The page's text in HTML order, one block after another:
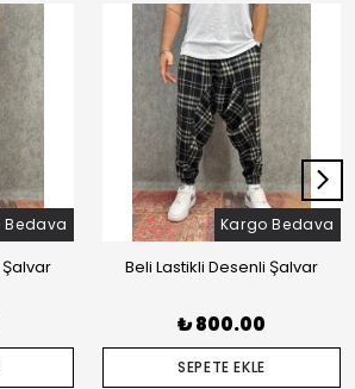
Bedava
Şalvar
Kargo Bedava
Beli Lastikli Desenli Şalvar
₺ 800.00
SEPETE EKLE